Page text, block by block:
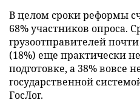
В целом сроки реформы
68% участников опроса.
грузоотправителей
(18%) еще практически
подготовке, а 38% вовсе
государственной
ГосЛог.